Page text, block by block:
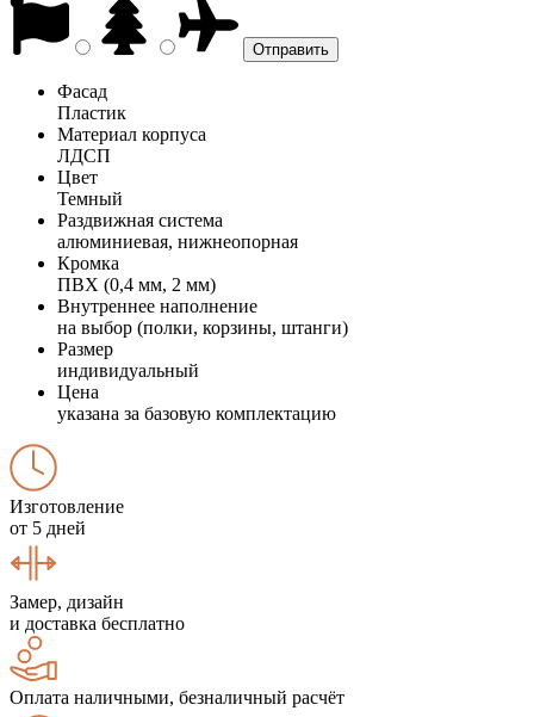
Фасад
Пластик
Материал корпуса
ЛДСП
Цвет
Темный
Раздвижная система
алюминиевая, нижнеопорная
Кромка
ПВХ (0,4 мм, 2 мм)
Внутреннее наполнение
на выбор (полки, корзины, штанги)
Размер
индивидуальный
Цена
указана за базовую комплектацию
Изготовление
от 5 дней
Замер, дизайн
и доставка бесплатно
Оплата наличными, безналичный расчёт